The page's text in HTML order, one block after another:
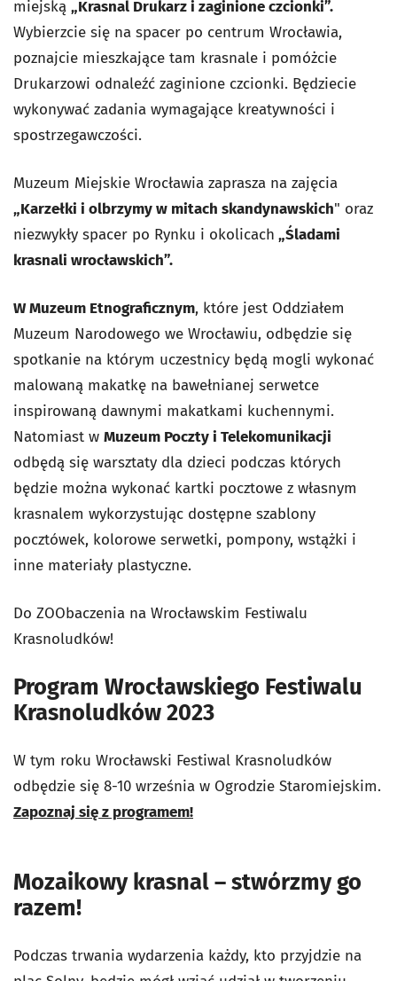
miejską „Krasnal Drukarz i zaginione czcionki”.
Wybierzcie się na spacer po centrum Wrocławia,
poznajcie mieszkające tam krasnale i pomóżcie
Drukarzowi odnaleźć zaginione czcionki. Będziecie
wykonywać zadania wymagające kreatywności i
spostrzegawczości.
Muzeum Miejskie Wrocławia zaprasza na zajęcia
„Karzełki i olbrzymy w mitach skandynawskich" oraz
niezwykły spacer po Rynku i okolicach „Śladami
krasnali wrocławskich”.
W Muzeum Etnograficznym, które jest Oddziałem
Muzeum Narodowego we Wrocławiu, odbędzie się
spotkanie na którym uczestnicy będą mogli wykonać
malowaną makatkę na bawełnianej serwetce
inspirowaną dawnymi makatkami kuchennymi.
Natomiast w Muzeum Poczty i Telekomunikacji
odbędą się warsztaty dla dzieci podczas których
będzie można wykonać kartki pocztowe z własnym
krasnalem wykorzystując dostępne szablony
pocztówek, kolorowe serwetki, pompony, wstążki i
inne materiały plastyczne.
Do ZOObaczenia na Wrocławskim Festiwalu
Krasnoludków!
Program Wrocławskiego Festiwalu
Krasnoludków 2023
W tym roku Wrocławski Festiwal Krasnoludków
odbędzie się 8-10 września w Ogrodzie Staromiejskim.
Zapoznaj się z programem!
Mozaikowy krasnal – stwórzmy go
razem!
Podczas trwania wydarzenia każdy, kto przyjdzie na